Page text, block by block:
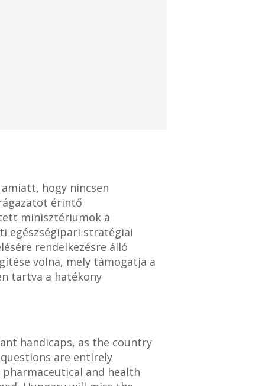
hogy nincsen
érintő
minisztériumok a
egészségipari stratégiai
rendelkezésre álló
volna, mely támogatja a
tartva a hatékony
handicaps, as the country
are entirely
and health